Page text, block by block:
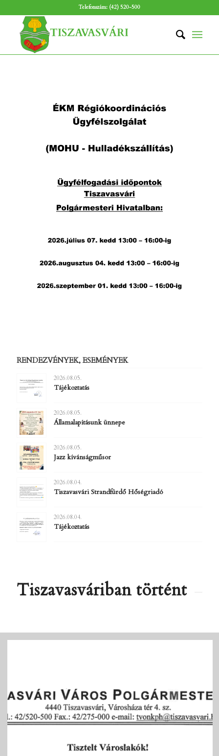
Telefonszám: (42) 520-500
RENDEZVÉNYEK, ESEMÉNYEK
2026.08.05.
Tájékoztatás
2026.08.05.
Államalapításunk ünnepe
2026.08.05.
Jazz kívánságműsor
2026.08.04.
Tiszavasvári Strandfürdő Hőségriadó
2026.08.04.
Tájékoztatás
Tiszavasváriban történt